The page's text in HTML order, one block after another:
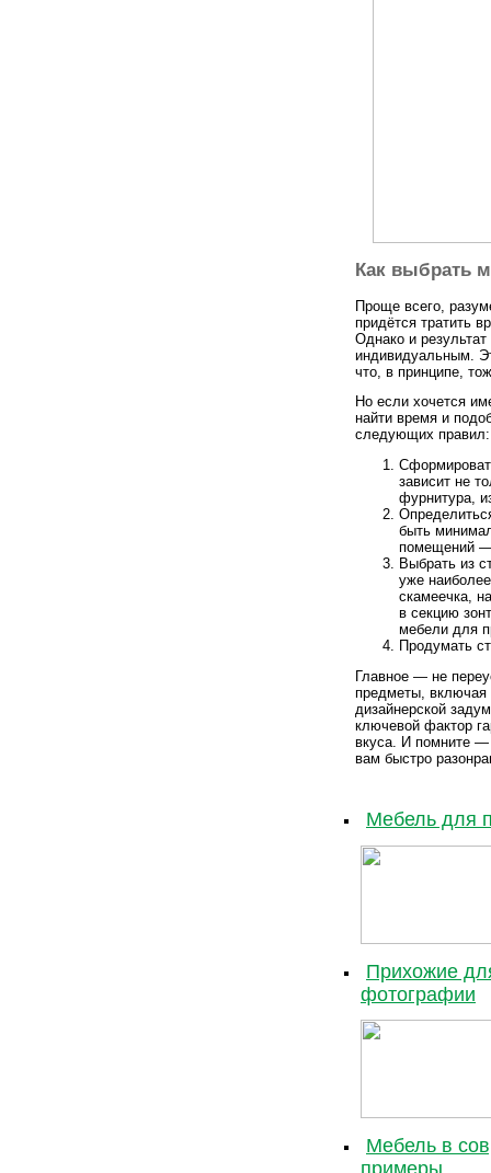
Как выбрать
Проще всего,
придётся тратить
Однако и
индивидуальным.
что, в принципе,
Но если хочется
найти время и
следующих правил:
зависит не
фурнитура,
быть
помещений —
Выбрать из
уже
скамеечка,
в секцию
мебели для
Продумать
Главное — не
предметы, включая
дизайнерской
ключевой фактор
вкуса. И помните
вам быстро
Мебель для
Прихожие
фотографии
Мебель в